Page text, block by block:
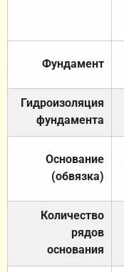
Фундамент
Гидроизоляция
фундамента
Основание
(обвязка)
Количество
рядов
основания